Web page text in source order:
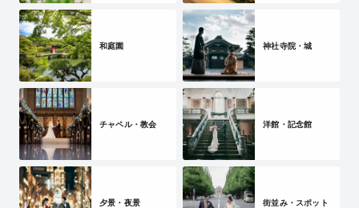
和庭園 神社寺院・城
チャペル・教会 洋館・記念館
夕景・夜景 街並み・スポット